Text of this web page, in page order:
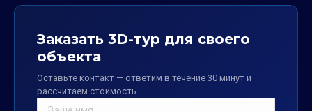
Заказать 3D-тур для своего
объекта
Оставьте контакт — ответим в течение 30 минут и
рассчитаем стоимость